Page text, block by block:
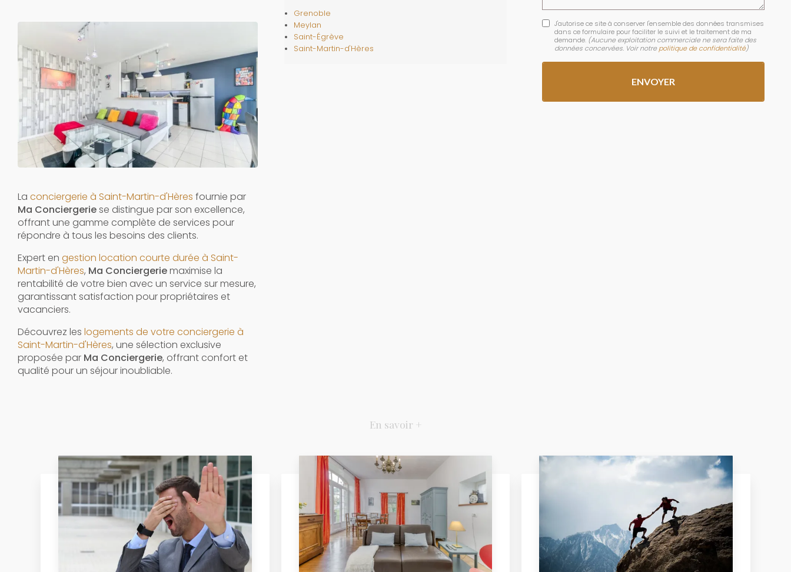
La conciergerie à Saint-Martin-d'Hères fournie par
Ma Conciergeriese distingue par son excellence,
offrant une gamme complète de services pour
répondre à tous les besoins des clients.
Expert en gestion location courte durée à Saint-
Martin-d'Hères, Ma Conciergeriemaximise la
rentabilité de votre bien avec un service sur mesure,
garantissant satisfaction pour propriétaires et
vacanciers.
Découvrez les logements de votre conciergerie à
Saint-Martin-d'Hères, une sélection exclusive
proposée par Ma Conciergerie, offrant confort et
qualité pour un séjour inoubliable.
Grenoble
Meylan
Saint-Égrève
Saint-Martin-d'Hères
J'autorise ce site à conserver l'ensemble des données transmises
dans ce formulaire pour faciliter le suivi et le traitement de ma
demande. (Aucune exploitation commerciale ne sera faite des
données concervées. Voir notre politique de confidentialité)
En savoir +